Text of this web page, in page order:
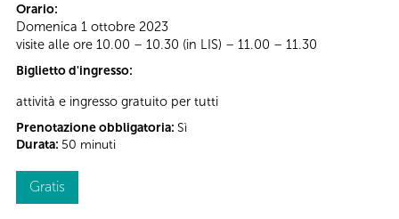
Orario:
Domenica 1 ottobre 2023
visite alle ore 10.00 – 10.30 (in LIS) – 11.00 – 11.30
Biglietto d'ingresso:
attività e ingresso gratuito per tutti
Prenotazione obbligatoria: Sì
Durata: 50 minuti
Gratis